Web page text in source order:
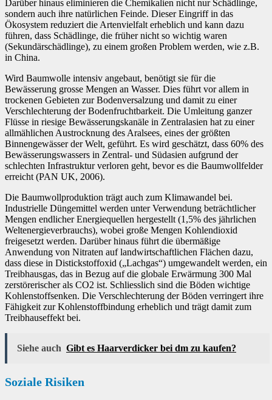
Darüber hinaus eliminieren die Chemikalien nicht nur Schädlinge,
sondern auch ihre natürlichen Feinde. Dieser Eingriff in das
Ökosystem reduziert die Artenvielfalt erheblich und kann dazu
führen, dass Schädlinge, die früher nicht so wichtig waren
(Sekundärschädlinge), zu einem großen Problem werden, wie z.B.
in China.
Wird Baumwolle intensiv angebaut, benötigt sie für die
Bewässerung grosse Mengen an Wasser. Dies führt vor allem in
trockenen Gebieten zur Bodenversalzung und damit zu einer
Verschlechterung der Bodenfruchtbarkeit. Die Umleitung ganzer
Flüsse in riesige Bewässerungskanäle in Zentralasien hat zu einer
allmählichen Austrocknung des Aralsees, eines der größten
Binnengewässer der Welt, geführt. Es wird geschätzt, dass 60% des
Bewässerungswassers in Zentral- und Südasien aufgrund der
schlechten Infrastruktur verloren geht, bevor es die Baumwollfelder
erreicht (PAN UK, 2006).
Die Baumwollproduktion trägt auch zum Klimawandel bei.
Industrielle Düngemittel werden unter Verwendung beträchtlicher
Mengen endlicher Energiequellen hergestellt (1,5% des jährlichen
Weltenergieverbrauchs), wobei große Mengen Kohlendioxid
freigesetzt werden. Darüber hinaus führt die übermäßige
Anwendung von Nitraten auf landwirtschaftlichen Flächen dazu,
dass diese in Distickstoffoxid („Lachgas“) umgewandelt werden, ein
Treibhausgas, das in Bezug auf die globale Erwärmung 300 Mal
zerstörerischer als CO2 ist. Schliesslich sind die Böden wichtige
Kohlenstoffsenken. Die Verschlechterung der Böden verringert ihre
Fähigkeit zur Kohlenstoffbindung erheblich und trägt damit zum
Treibhauseffekt bei.
Siehe auch Gibt es Haarverdicker bei dm zu kaufen?
Soziale Risiken